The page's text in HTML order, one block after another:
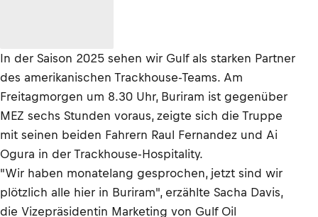
In der Saison 2025 sehen wir Gulf als starken Partner
des amerikanischen Trackhouse-Teams. Am
Freitagmorgen um 8.30 Uhr, Buriram ist gegenüber
MEZ sechs Stunden voraus, zeigte sich die Truppe
mit seinen beiden Fahrern Raul Fernandez und Ai
Ogura in der Trackhouse-Hospitality.
"Wir haben monatelang gesprochen, jetzt sind wir
plötzlich alle hier in Buriram", erzählte Sacha Davis,
die Vizepräsidentin Marketing von Gulf Oil